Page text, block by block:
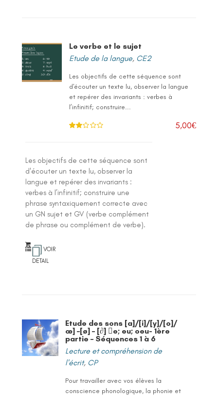
Le verbe et le sujet
Etude de la langue, CE2
Les objectifs de cette séquence sont
d'écouter un texte lu, observer la langue
et repérer des invariants : verbes à
l’infinitif; construire...
5,00€
Les objectifs de cette séquence sont
d'écouter un texte lu, observer la
langue et repérer des invariants :
verbes à l’infinitif; construire une
phrase syntaxiquement correcte avec
un GN sujet et GV (verbe complément
de phrase ou complément de verbe).
VOIR
DETAIL
Etude des sons [a]/[i]/[y]/[o]/
œ] –[ø] – [∂] e; eu; oeu- 1ère
partie – Séquences 1 à 6
Lecture et compréhension de
l'écrit, CP
Pour travailler avec vos élèves la
conscience phonologique, la phonie et